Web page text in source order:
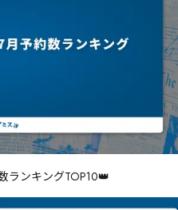
㉃㈠㈣豏㉊㉊㉄㉁㇥搯㈱㈱㉱㈴单靵㉀㉸㉓ㇺ鮅
菼嚆勁㊝倚㉕㉭㉷㉿戮㉵㉹㊖㊞㉞㊁㉧㊃㊥㈝
銈㊁㉺㊘校㊈婮㋍擆昞㊕㊥㉁帇贉㊪嘚慚㊟㋒㊟
㊮㋉㊻㋔㉭著攃篗㋗㊾㋜㊷㋢㋜纗嗏㋣楹宔篣㋧
㌹㌞㌷㋻㌔㌑㋀㌜貵㌙㌝㋼㌟騜礸㌇㌠㌝㋁娂樲
㎂㍗鵋㌶㍙㌸㎀㎉㍞㍑㍅㋻圇籤㍫嬲圇㍯㎃㍈儃
㎋斳粇㎇斶粊呫㎶尮㍮㎰㎴㎴㎘⍑ɋ
鎚拀㎶椂㏌㎨㎒贰锖㎦㎶㎻㎧㎰㎚㎵㎹㎶㍚踆
㐄㏊㏶㏞㎹㏁㏡⎞㍻兺澒㏧穵慛㏧劊鏕㏎檌喭㏰㏰
ランキングTOP10👑